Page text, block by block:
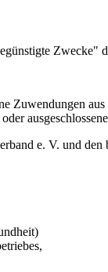
Zwecke"
e. V. und den